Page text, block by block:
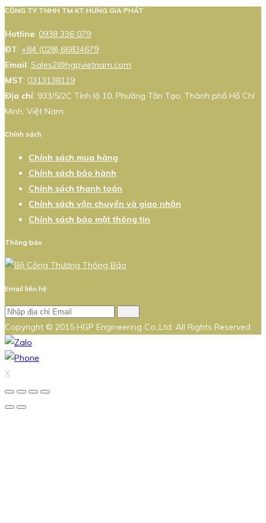
CÔNG TY TNHH TM KT HƯNG GIA PHÁT
Hotline: 0938 336 079
ĐT: +84 (028) 66834679
Email: Sales2@hgpvietnam.com
MST: 0313138119
Địa chỉ: 933/5/2C Tỉnh lộ 10, Phường Tân Tạo, Thành phố Hồ Chí
Minh, Việt Nam.
Chính sách
Chính sách mua hàng
Chính sách bảo hành
Chính sách thanh toán
Chính sách vận chuyển và giao nhận
Chính sách bảo mật thông tin
Thông báo
Email liên hệ
Copyright © 2015 HGP Engineering Co.,Ltd. All Rights Reserved
X